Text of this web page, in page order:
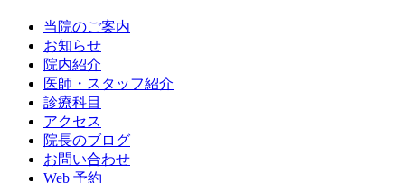
当院のご案内
お知らせ
院内紹介
医師・スタッフ紹介
診療科目
アクセス
院長のブログ
お問い合わせ
Web 予約